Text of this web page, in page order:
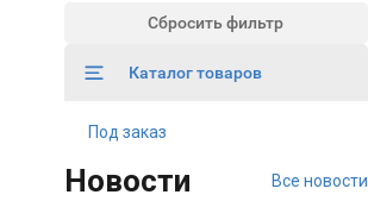
Сбросить фильтр
Каталог товаров
Под заказ
Новости Все новости